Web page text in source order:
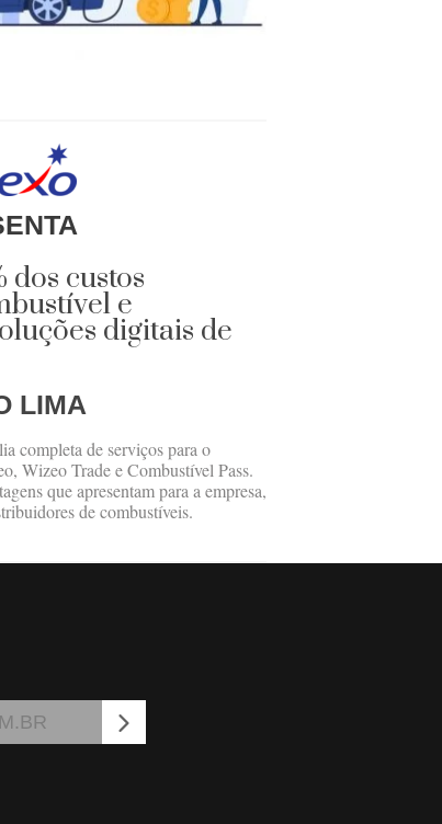
dos custos
e
digitais de
LIMA
completa de serviços para o
Wizeo Trade e Combustível Pass.
que apresentam para a empresa,
de combustíveis.